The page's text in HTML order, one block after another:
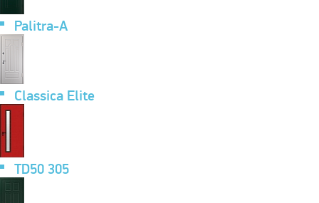
Palitra-A
Classica Elite
TD50 305